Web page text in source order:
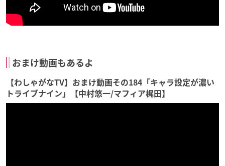
おまけ動画もあるよ
【わしゃがなTV】おまけ動画その184「キャラ設定が濃い
トライブナイン」【中村悠一/マフィア梶田】